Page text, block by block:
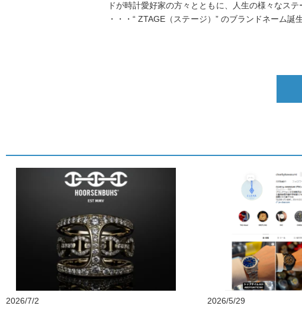
ドが時計愛好家の方々とともに、人生の様々なス
・・・“ ZTAGE（ステージ）” のブランドネーム誕
2026/7/2
2026/5/29